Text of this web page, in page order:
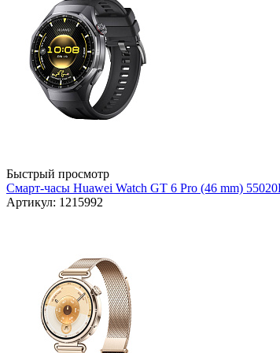
Быстрый просмотр
Смарт-часы Huawei Watch GT 6 Pro (46 mm)
Артикул: 1215992